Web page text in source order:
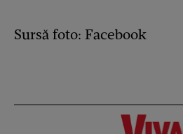
Sursă foto: Facebook